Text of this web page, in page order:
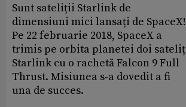
Sunt sateliții Starlink de
dimensiuni mici lansați de SpaceX!
Pe 22 februarie 2018, SpaceX a
trimis pe orbita planetei doi
Starlink cu o rachetă Falcon 9 Full
Thrust. Misiunea s-a dovedit a fi
una de succes.